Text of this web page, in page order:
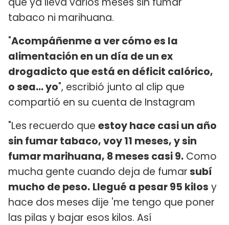
tabaco ni marihuana.
"Acompáñenme a ver cómo es la
alimentación en un día de un ex
drogadicto que está en déficit calórico,
o sea... yo", escribió junto al clip que
compartió en su cuenta de Instagram
"Les recuerdo que estoy hace casi un año
sin fumar tabaco, voy 11 meses, y sin
fumar marihuana, 8 meses casi 9. Como
mucha gente cuando deja de fumarsubí
mucho de peso. Llegué a pesar 95 kilos y
hace dos meses dije 'me tengo que poner
las pilas y bajar esos kilos. Así